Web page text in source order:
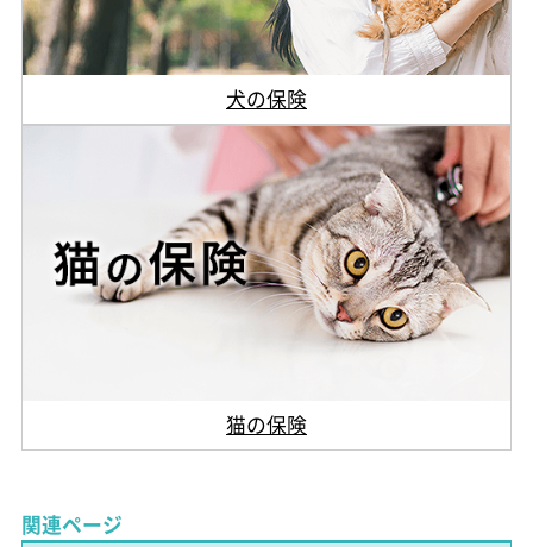
犬の保険
猫の保険
関連ページ